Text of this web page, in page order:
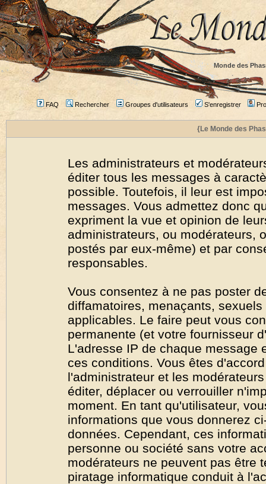
Monde des
FAQ Rechercher Groupes d'utilisateurs S'enregistrer
{Le Monde des
Les administrateurs et
éditer tous les messages à
possible. Toutefois, il leur est
messages. Vous admettez donc
expriment la vue et opinion de
administrateurs, ou modérateurs,
postés par eux-même) et par
responsables.
Vous consentez à ne pas poster
diffamatoires, menaçants,
applicables. Le faire peut vous
permanente (et votre fournisseur
L'adresse IP de chaque message
ces conditions. Vous êtes
l'administrateur et les
éditer, déplacer ou verrouiller
moment. En tant qu'utilisateur,
informations que vous donnerez
données. Cependant, ces
personne ou société sans votre
modérateurs ne peuvent pas être
piratage informatique conduit à